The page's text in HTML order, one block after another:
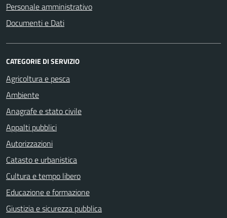
Personale amministrativo
Documenti e Dati
CATEGORIE DI SERVIZIO
Agricoltura e pesca
Ambiente
Anagrafe e stato civile
Appalti pubblici
Autorizzazioni
Catasto e urbanistica
Cultura e tempo libero
Educazione e formazione
Giustizia e sicurezza pubblica